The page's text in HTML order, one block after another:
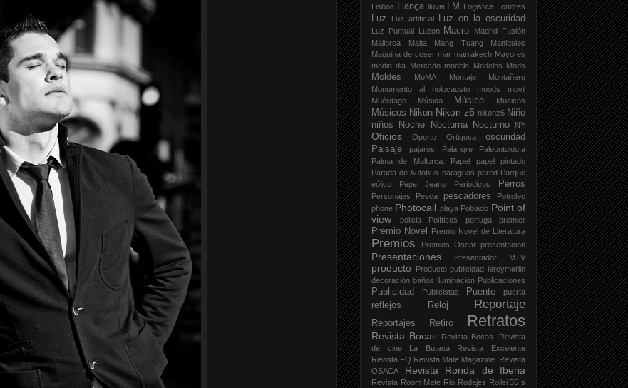
Lisboa Llança lluvia LM Logistica Londres
Luz Luz artificial Luz en la oscuridad
Luz Puntual Luzon Macro
Madrid Fusión
Mallorca
Malta Mang Tuang
Maniquies
Maquina de coser mar marrakech Mayores
medio dia Mercado modelo Modelos Mods
Moldes MoMA Montaje
Montañero
Monumento al holocausto
moods
movil
Muérdago
Música Músico Musicos
Músicos Nikon Nikon z6 nikonz6 Niño
niños
Noche Nocturna Nocturno NY
Oficios Oporto Ortigosa
oscuridad
Paisaje
pajaros Palangre
Paleontología
Palma de Mallorca.
Papel
papel pintado
Parada de Autobus paraguas pared Parque
eólico
Pepe Jeans Periodicos Perros
Personajes Pesca pescadores
Petroleo
phone Photocall playa Poblado Point of
view
policia Políticos portuga premier
Premio Novel Premio Novel de Literatura
Premios Premios Oscar presentacion
Presentaciones Presentador MTV
producto
Producto publicidad leroymerlin
decoración baños iluminación Publicaciones
Publicidad Publicistas Puente puerta
reflejos Reloj Reportaje
Reportajes Retiro Retratos
Revista Bocas Revista Bocas.
Revista
de cine La Butaca
Revista Excelente
Revista FQ Revista Mate Magazine. Revista
OSACA
Revista Ronda de Iberia
Revista Room Mate Rio Rodajes Rollei 35 s